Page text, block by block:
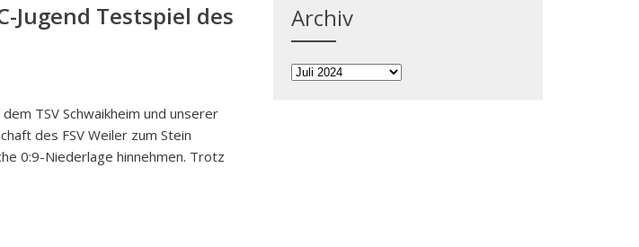
Jugend Testspiel des
TSV Schwaikheim und unserer
des FSV Weiler zum Stein
0:9-Niederlage hinnehmen. Trotz
Archiv
Archiv